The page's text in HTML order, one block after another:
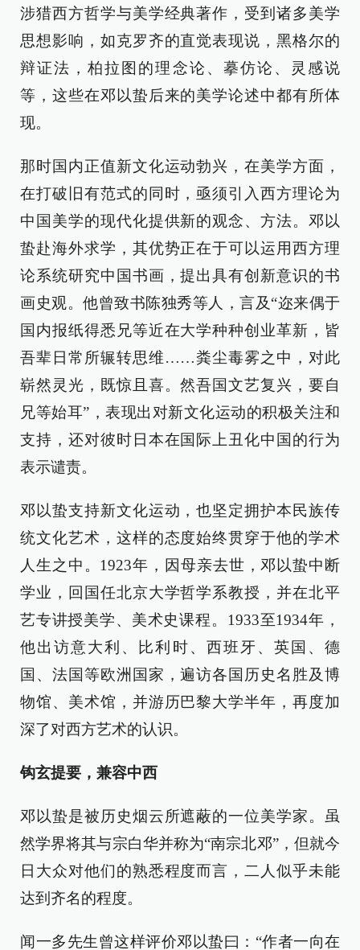
涉猎西方哲学与美学经典著作，受到诸多美学
思想影响，如克罗齐的直觉表现说，黑格尔的
辩证法，柏拉图的理念论、摹仿论、灵感说
等，这些在邓以蛰后来的美学论述中都有所体
现。
那时国内正值新文化运动勃兴，在美学方面，
在打破旧有范式的同时，亟须引入西方理论为
中国美学的现代化提供新的观念、方法。邓以
蛰赴海外求学，其优势正在于可以运用西方理
论系统研究中国书画，提出具有创新意识的书
画史观。他曾致书陈独秀等人，言及“迩来偶于
国内报纸得悉兄等近在大学种种创业革新，皆
吾辈日常所辗转思维……粪尘毒雾之中，对此
崭然灵光，既惊且喜。然吾国文艺复兴，要自
兄等始耳”，表现出对新文化运动的积极关注和
支持，还对彼时日本在国际上丑化中国的行为
表示谴责。
邓以蛰支持新文化运动，也坚定拥护本民族传
统文化艺术，这样的态度始终贯穿于他的学术
人生之中。1923年，因母亲去世，邓以蛰中断
学业，回国任北京大学哲学系教授，并在北平
艺专讲授美学、美术史课程。1933至1934年，
他出访意大利、比利时、西班牙、英国、德
国、法国等欧洲国家，遍访各国历史名胜及博
物馆、美术馆，并游历巴黎大学半年，再度加
深了对西方艺术的认识。
钩玄提要，兼容中西
邓以蛰是被历史烟云所遮蔽的一位美学家。虽
然学界将其与宗白华并称为“南宗北邓”，但就今
日大众对他们的熟悉程度而言，二人似乎未能
达到齐名的程度。
闻一多先生曾这样评价邓以蛰曰：“作者一向在